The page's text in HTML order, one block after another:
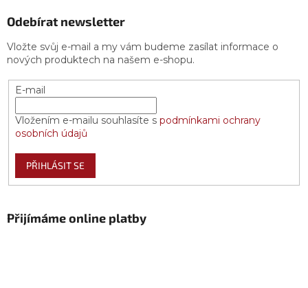
Odebírat newsletter
Vložte svůj e-mail a my vám budeme zasílat informace o
nových produktech na našem e-shopu.
E-mail
Vložením e-mailu souhlasíte s podmínkami ochrany
osobních údajů
PŘIHLÁSIT SE
Přijímáme online platby